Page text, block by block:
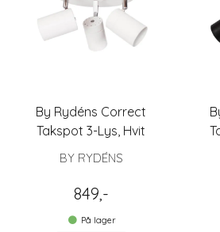
By Rydéns Correct
Takspot 3-Lys, Hvit
BY RYDÉNS
849,-
På lager